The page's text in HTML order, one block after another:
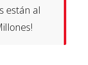
están al